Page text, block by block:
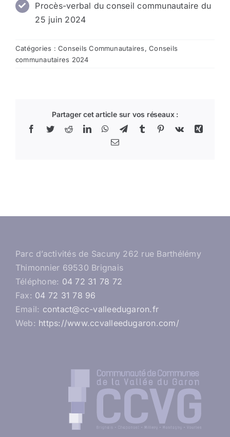
Procès-verbal du conseil communautaire du
25 juin 2024
Catégories :Conseils Communautaires,Conseils
communautaires 2024
Partager cet article sur vos réseaux :
Facebook
TwitterRedditLinkedInWhatsApp
TelegramTumblr Pinterest
Vk
Xing
Email
Parc d’activités de Sacuny 262 rue Barthélémy
Thimonnier 69530 Brignais
Téléphone: 04 72 31 78 72
Fax: 04 72 31 78 96
Email: contact@cc-valleedugaron.fr
Web: https://www.ccvalleedugaron.com/